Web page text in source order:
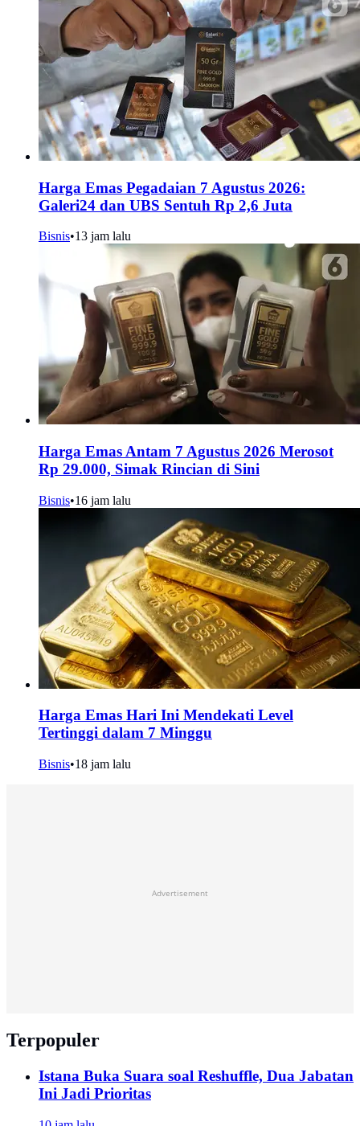
Harga Emas Pegadaian 7 Agustus 2026:
Galeri24 dan UBS Sentuh Rp 2,6 Juta
Bisnis•13 jam lalu
Harga Emas Antam 7 Agustus 2026 Merosot
Rp 29.000, Simak Rincian di Sini
Bisnis•16 jam lalu
Harga Emas Hari Ini Mendekati Level
Tertinggi dalam 7 Minggu
Bisnis•18 jam lalu
Advertisement
Terpopuler
Istana Buka Suara soal Reshuffle, Dua Jabatan
Ini Jadi Prioritas